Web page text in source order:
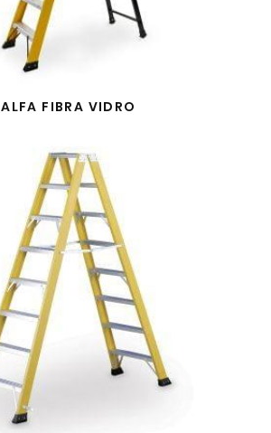
ALFA FIBRA VIDRO